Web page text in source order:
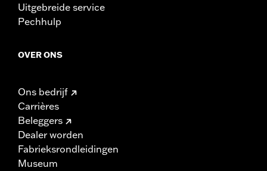
Uitgebreide service
Pechhulp
OVER ONS
Ons bedrijf
Carrières
Beleggers
Dealer worden
Fabrieksrondleidingen
Museum